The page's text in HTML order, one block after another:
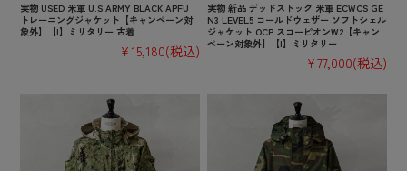
実物 USED 米軍 U.S.ARMY BLACK APFU
トレーニングジャケット【キャンペーン対
象外】【I】ミリタリー 古着
¥15,180(税込)
実物 新品 デッドストック 米軍 ECWCS GE
N3 LEVEL5 コールドウェザー ソフトシェル
ジャケット OCP スコーピオンW2【キャン
ペーン対象外】【I】ミリタリー
¥77,000(税込)